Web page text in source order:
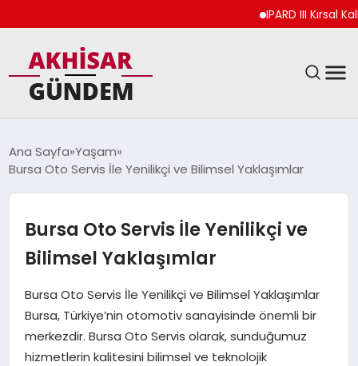
IPARD III Kırsal
EKONOMI
SPOR
TEKNOLOJI
YAŞAM
Ana Sayfa Yaşam
Bursa Oto Servis İle Yenilikçi ve Bilimsel Yaklaşımlar
Bursa Oto Servis İle Yenilikçi ve
Bilimsel Yaklaşımlar
Bursa Oto Servis İle Yenilikçi ve Bilimsel Yaklaşımlar
Bursa, Türkiye’nin otomotiv sanayisinde önemli bir
merkezdir. Bursa Oto Servis olarak, sunduğumuz
hizmetlerin kalitesini bilimsel ve teknolojik